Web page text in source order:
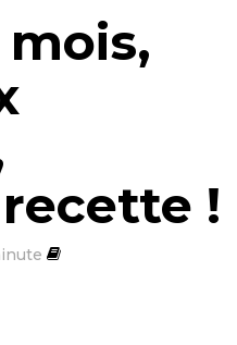
!
FACEBOOK
SUR LINKEDIN